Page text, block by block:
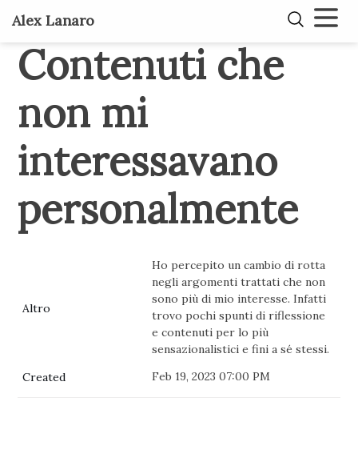
Alex Lanaro
Contenuti che
non mi
interessavano
personalmente
Altro
Ho percepito un cambio di rotta
negli argomenti trattati che non
sono più di mio interesse. Infatti
trovo pochi spunti di riflessione
e contenuti per lo più
sensazionalistici e fini a sé stessi.
Created
Feb 19, 2023 07:00 PM